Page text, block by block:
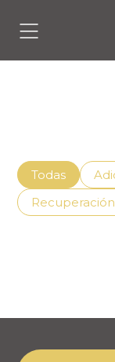
Todas
Recuperación